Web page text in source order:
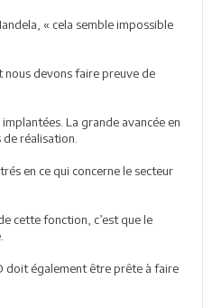
« cela semble impossible
nous devons faire preuve de
La grande avancée en
réalisation.
en ce qui concerne le secteur
cette fonction, c’est que le
doit également être prête à faire